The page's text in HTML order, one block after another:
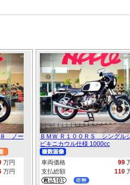
８ ノー
万円
万円
ＢＭＷ Ｒ１００ＲＳ シング
ビキニカウル仕様 1000cc
車両価格 99
支払総額
110